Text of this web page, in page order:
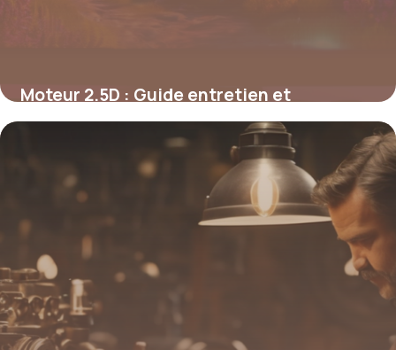
Moteur 2.5D : Guide entretien et
performances